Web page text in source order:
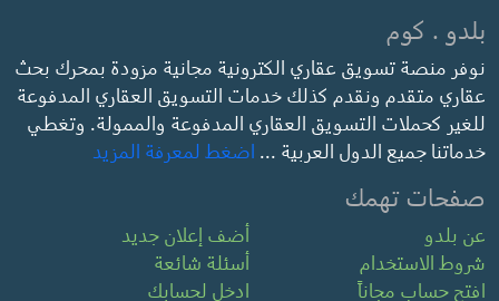
بلدو . كوم
نوفر منصة تسويق عقاري الكترونية مجانية مزودة بمحرك بحث
عقاري متقدم ونقدم كذلك خدمات التسويق العقاري المدفوعة
للغير كحملات التسويق العقاري المدفوعة والممولة. وتغطي
خدماتنا جميع الدول العربية ... اضغط لمعرفة المزيد
صفحات تهمك
عن بلدو
أضف إعلان جديد
شروط الاستخدام
أسئلة شائعة
افتح حساب مجاناً
ادخل لحسابك